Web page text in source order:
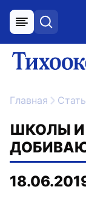
меню поиск
Главная
ШКОЛЫ